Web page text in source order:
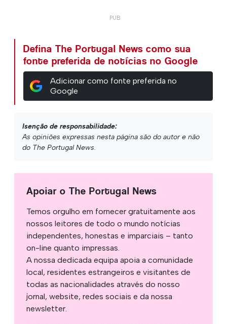
Defina The Portugal News como sua
fonte preferida de notícias no Google
Adicionar como fonte preferida no
Google
Isenção de responsabilidade:
As opiniões expressas nesta página são do autor e não
do The Portugal News.
Apoiar o The Portugal News
Temos orgulho em fornecer gratuitamente aos
nossos leitores de todo o mundo notícias
independentes, honestas e imparciais – tanto
on-line quanto impressas.
A nossa dedicada equipa apoia a comunidade
local, residentes estrangeiros e visitantes de
todas as nacionalidades através do nosso
jornal, website, redes sociais e da nossa
newsletter.